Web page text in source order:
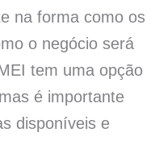
na forma como os
o negócio será
tem uma opção
é importante
disponíveis e